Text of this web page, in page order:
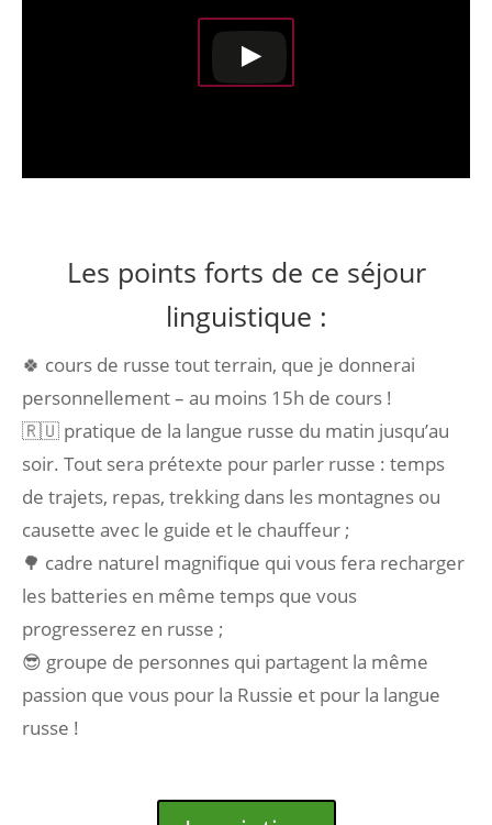
Les points forts de ce séjour
linguistique :
🍀 cours de russe tout terrain, que je donnerai
personnellement – au moins 15h de cours !
🇷🇺 pratique de la langue russe du matin jusqu’au
soir. Tout sera prétexte pour parler russe : temps
de trajets, repas, trekking dans les montagnes ou
causette avec le guide et le chauffeur ;
🌳 cadre naturel magnifique qui vous fera recharger
les batteries en même temps que vous
progresserez en russe ;
😎 groupe de personnes qui partagent la même
passion que vous pour la Russie et pour la langue
russe !